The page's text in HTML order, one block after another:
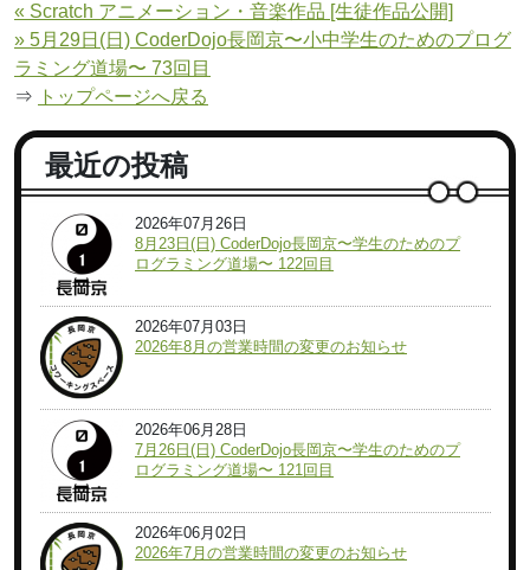
« Scratch アニメーション・音楽作品 [生徒作品公開]
» 5月29日(日) CoderDojo長岡京〜小中学生のためのプログ
ラミング道場〜 73回目
⇒
トップページへ戻る
最近の投稿
2026年07月26日
8月23日(日) CoderDojo長岡京〜学生のためのプ
ログラミング道場〜 122回目
2026年07月03日
2026年8月の営業時間の変更のお知らせ
2026年06月28日
7月26日(日) CoderDojo長岡京〜学生のためのプ
ログラミング道場〜 121回目
2026年06月02日
2026年7月の営業時間の変更のお知らせ